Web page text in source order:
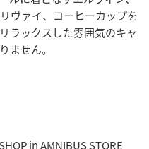
ヴァイ、コーヒーカップを
ラックスした雰囲気のキャ
ません。
in AMNIBUS STORE